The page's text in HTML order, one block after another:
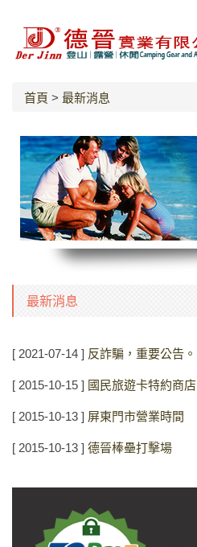
首頁 > 最新消息
最新消息
[ 2021-07-14 ] 反詐騙，重要公告。
[ 2015-10-15 ] 國民旅遊卡特約商店
[ 2015-10-13 ] 屏東門市營業時間
[ 2015-10-13 ] 德晉棒壘打擊場